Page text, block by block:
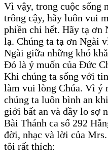
Vì vậy, trong cuộc sống
trông cậy, hãy luôn vui
phiền chi hết. Hãy tạ ơn
lạ. Chúng ta tạ ơn Ngài
Ngài giữa những khó
Đó là ý muốn của Đức
Khi chúng ta sống với
làm vui lòng Chúa. Vì ý
chúng ta luôn bình an
giới bất an và đầy lo sợ
Bài Thánh ca số 292
đời, nhạc và lời của
tôi rất thích: